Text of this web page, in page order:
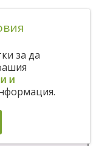
за да
и